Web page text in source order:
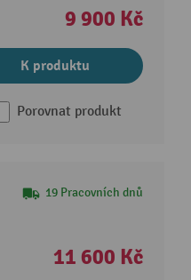
9 900 Kč
K produktu
Porovnat produkt
19 Pracovních dnů
11 600 Kč